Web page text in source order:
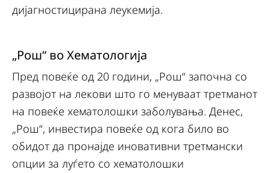
дијагностицирана леукемија.
„Рош“ во Хематологија
Пред повеќе од 20 години, „Рош“ започна со
развојот на лекови што го менуваат третманот
на повеќе хематолошки заболувања. Денес,
„Рош“, инвестира повеќе од кога било во
обидот да пронајде иновативни третмански
опции за луѓето со хематолошки